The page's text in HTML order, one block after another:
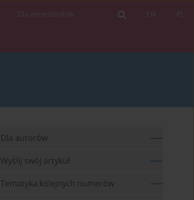
PL
EN
Dla recenzentów
Dla autorów
Wyślij swój artykuł
Tematyka kolejnych numerów